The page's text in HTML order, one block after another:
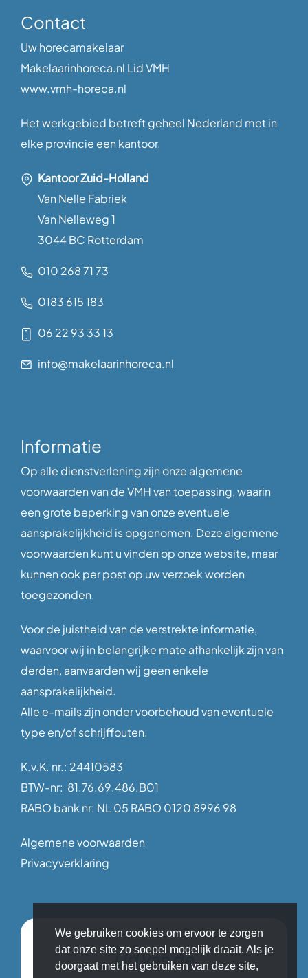
Contact
Uw horecamakelaar
Makelaarinhoreca.nl Lid VMH
www.vmh-horeca.nl
Het werkgebied betreft geheel Nederland met in
elke provincie een kantoor.
Kantoor Zuid-Holland
Van Nelle Fabriek
Van Nelleweg 1
3044 BC Rotterdam
010 268 71 73
0183 615 183
06 22 93 33 13
info@makelaarinhoreca.nl
Informatie
Op alle dienstverlening zijn onze algemene
voorwaarden van de VMH van toepassing, waarin
een grote beperking van onze eventuele
aansprakelijkheid is opgenomen. Deze algemene
voorwaarden kunt u vinden op onze website, maar
kunnen ook per post op uw verzoek worden
toegezonden.
Voor de juistheid van de verstrekte informatie,
waarvoor wij in belangrijke mate afhankelijk zijn van
derden, aanvaarden wij geen enkele
aansprakelijkheid.
Alle e-mails zijn onder voorbehoud van eventuele
type en/of schrijffouten.
K.v.K. nr.: 24410583
BTW-nr: 81.76.69.486.B01
RABO bank nr: NL 05 RABO 0120 8996 98
Algemene voorwaarden
Privacyverklaring
Lid van de
We gebruiken cookies om ervoor te zorgen
dat onze site zo soepel mogelijk draait. Als je
doorgaat met het gebruiken van deze site,